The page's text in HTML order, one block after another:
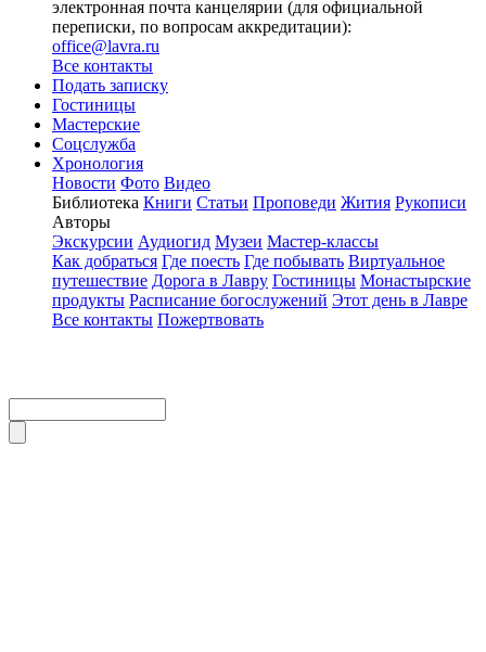
электронная почта канцелярии (для официальной
переписки, по вопросам аккредитации):
office@lavra.ru
Все контакты
Подать записку
Гостиницы
Мастерские
Соцслужба
Хронология
Новости Фото Видео
Библиотека Книги Статьи Проповеди Жития Рукописи
Авторы
Экскурсии Аудиогид Музеи Мастер-классы
Как добраться Где поесть Где побывать Виртуальное
путешествие Дорога в Лавру Гостиницы Монастырские
продукты Расписание богослужений Этот день в Лавре
Все контакты Пожертвовать